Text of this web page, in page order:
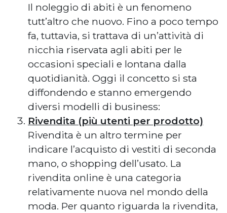
Il noleggio di abiti è un fenomeno
tutt’altro che nuovo. Fino a poco tempo
fa, tuttavia, si trattava di un’attività di
nicchia riservata agli abiti per le
occasioni speciali e lontana dalla
quotidianità. Oggi il concetto si sta
diffondendo e stanno emergendo
diversi modelli di business:
Rivendita (più utenti per prodotto)
Rivendita è un altro termine per
indicare l’acquisto di vestiti di seconda
mano, o shopping dell’usato. La
rivendita online è una categoria
relativamente nuova nel mondo della
moda. Per quanto riguarda la rivendita,